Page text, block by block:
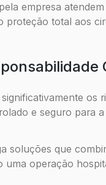
empresa
proteção total aos
os
e seguro para
soluções que
operação